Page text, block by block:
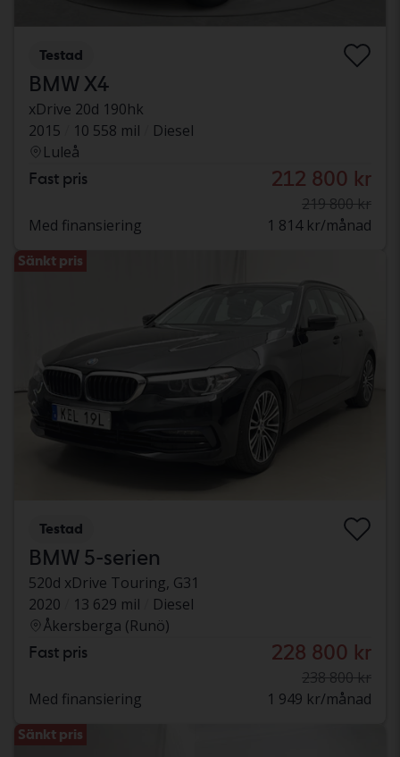
Testad
BMW X4
xDrive 20d 190hk
2015
10 558 mil
Diesel
Luleå
Fast pris 212 800 kr
219 800 kr
Med finansiering
1 814 kr/månad
Sänkt pris
Testad
BMW 5-serien
520d xDrive Touring, G31
2020
13 629 mil
Diesel
Åkersberga (Runö)
Fast pris 228 800 kr
238 800 kr
Med finansiering
1 949 kr/månad
Sänkt pris